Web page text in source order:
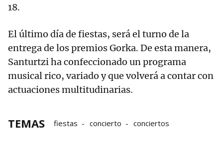
18.
El último día de fiestas, será el turno de la
entrega de los premios Gorka. De esta manera,
Santurtzi ha confeccionado un programa
musical rico, variado y que volverá a contar con
actuaciones multitudinarias.
TEMAS fiestas concierto conciertos